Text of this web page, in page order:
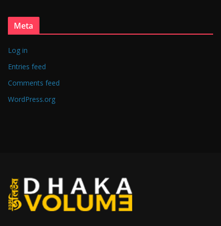
Meta
Log in
Entries feed
Comments feed
WordPress.org